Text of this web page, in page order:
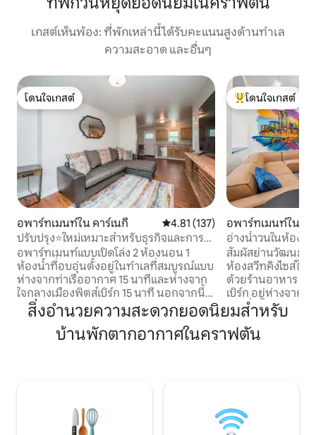
เกสต์เห็นพ้อง: ที่พักเหล่านี้ได้รับคะแนนสูงด้านทำเล
ความสะอาด และอื่นๆ
โดนใจเกสต์
โดนใจเกสต์
อพาร์ทเมนท์ใน คาร์เนกี คะแนนเฉลี่ย 4.81 จาก 5, 137 รีวิว
4.81 (137)
ปรับปรุง⭐️ใหม่เหมาะสำหรับธุรกิจและการ
พักผ่อน⭐️
อพาร์ทเมนท์แบบเปิดโล่ง 2 ห้องนอน 1
ห้องน้ำที่อบอุ่นตั้งอยู่ในทำเลที่สมบูรณ์แบบ
ห่างจากท่าเรืออากาศ 15 นาทีและห่างจาก
ใจกลางเมืองพิตส์เบิร์ก 15 นาที นอกจากนี้
ยังอยู่ห่างจากร้านค้าแทนเจอร์และมีโดว์ส
คาสิโน 20 นาทีมีแหล่งช้อปปิ้งและร้านอา
หารใกล้ๆอพาร์ทเมนท์ได้รับการปรับปรุง
และ Rivers Casino ในราคา 5 ดอลลาร์ Wi-Fi
ฟรีและเน็ตฟลิกซ์ห้ามสูบบุหรี่🚭ห้ามนำสัตว์
โดนใจเกสต์ที่สุด
โดนใจเกสต์
อพาร์ทเมนท์ใน พิ
วน์ทาวน์
อ่างน้ำวนในห้องนิ
ตริกต์
สัมผัสย่านวัฒนธร
ห้องสวีทคิงไซส์ใ
ด้วยร้านอาหาร ร้
เบิร์ก อยู่ห่างจาก
และอื่น ๆ อีกมากม
สบายและความสะ
ใครเทียบได้ - เตียงคิงไซส์ - อ่างน้ำวน/ฝักบัว
ผ่อนช่วงสุดสัปดาห์
ทั้งก่อน ระหว่าง แ
สิ่งอำนวยความสะดวกยอดนิยมสำหรับ
บ้านพักตากอากาศในคราฟตัน